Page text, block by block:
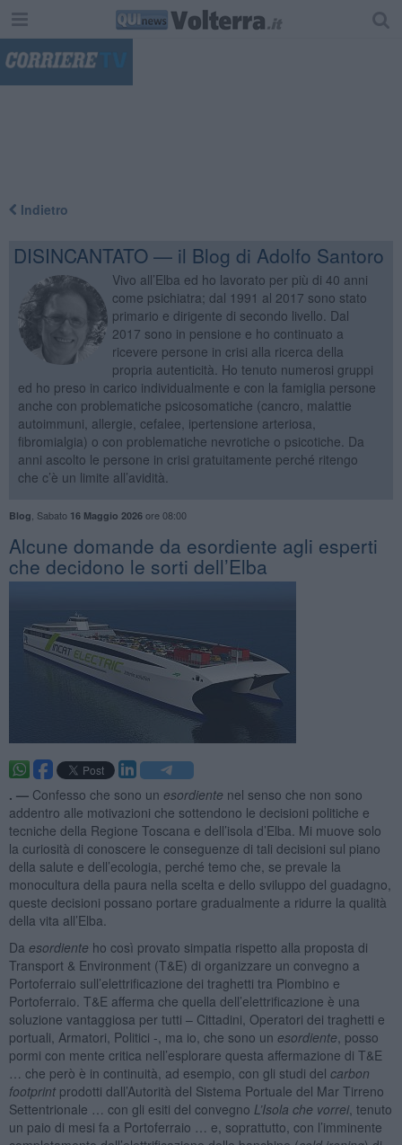
Indietro
DISINCANTATO — il Blog di Adolfo Santoro
Vivo all’Elba ed ho lavorato per più di 40 anni
come psichiatra; dal 1991 al 2017 sono stato
primario e dirigente di secondo livello. Dal
2017 sono in pensione e ho continuato a
ricevere persone in crisi alla ricerca della
propria autenticità. Ho tenuto numerosi gruppi
ed ho preso in carico individualmente e con la famiglia persone
anche con problematiche psicosomatiche (cancro, malattie
autoimmuni, allergie, cefalee, ipertensione arteriosa,
fibromialgia) o con problematiche nevrotiche o psicotiche. Da
anni ascolto le persone in crisi gratuitamente perché ritengo
che c’è un limite all’avidità.
Blog Sabato 16 Maggio 2026ore 08:00
Alcune domande da esordiente agli esperti
che decidono le sorti dell’Elba
. — Confesso che sono un esordiente nel senso che non sono
addentro alle motivazioni che sottendono le decisioni politiche e
tecniche della Regione Toscana e dell’isola d’Elba. Mi muove solo
la curiosità di conoscere le conseguenze di tali decisioni sul piano
della salute e dell’ecologia, perché temo che, se prevale la
monocultura della paura nella scelta e dello sviluppo del guadagno,
queste decisioni possano portare gradualmente a ridurre la qualità
della vita all’Elba.
Da esordiente ho così provato simpatia rispetto alla proposta di
Transport & Environment (T&E) di organizzare un convegno a
Portoferraio sull’elettrificazione dei traghetti tra Piombino e
Portoferraio. T&E afferma che quella dell’elettrificazione è una
soluzione vantaggiosa per tutti – Cittadini, Operatori dei traghetti e
portuali, Armatori, Politici -, ma io, che sono un esordiente , posso
pormi con mente critica nell’esplorare questa affermazione di T&E
… che però è in continuità, ad esempio, con gli studi del carbon
footprint prodotti dall’Autorità del Sistema Portuale del Mar Tirreno
Settentrionale … con gli esiti del convegno L’Isola che vorrei, tenuto
un paio di mesi fa a Portoferraio … e, soprattutto, con l’imminente